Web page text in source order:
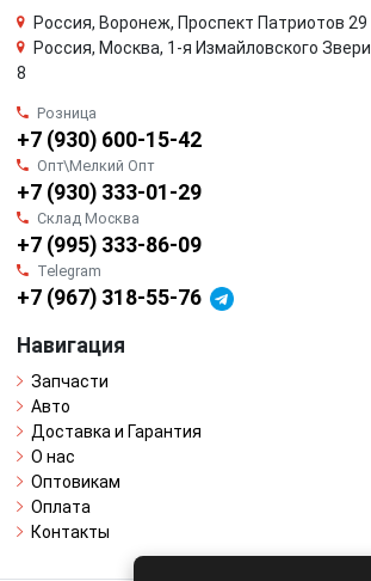
Россия, Воронеж, Проспект Патриотов 29
Россия, Москва, 1-я Измайловского
8
Розница
+7 (930) 600-15-42
Опт\Мелкий Опт
+7 (930) 333-01-29
Склад Москва
+7 (995) 333-86-09
Telegram
+7 (967) 318-55-76
Навигация
Запчасти
Авто
Доставка и Гарантия
О нас
Оптовикам
Оплата
Контакты